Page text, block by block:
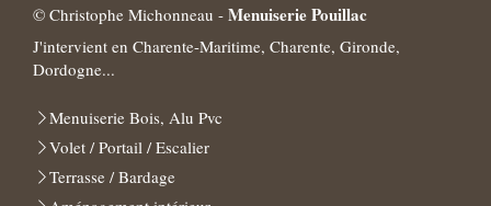
© Christophe Michonneau - Menuiserie Pouillac
J'intervient en Charente-Maritime, Charente, Gironde,
Dordogne...
Menuiserie Bois, Alu Pvc
Volet / Portail / Escalier
Terrasse / Bardage